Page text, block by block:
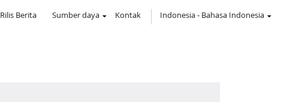
Rilis Berita Sumber daya Kontak Indonesia- Bahasa Indonesia